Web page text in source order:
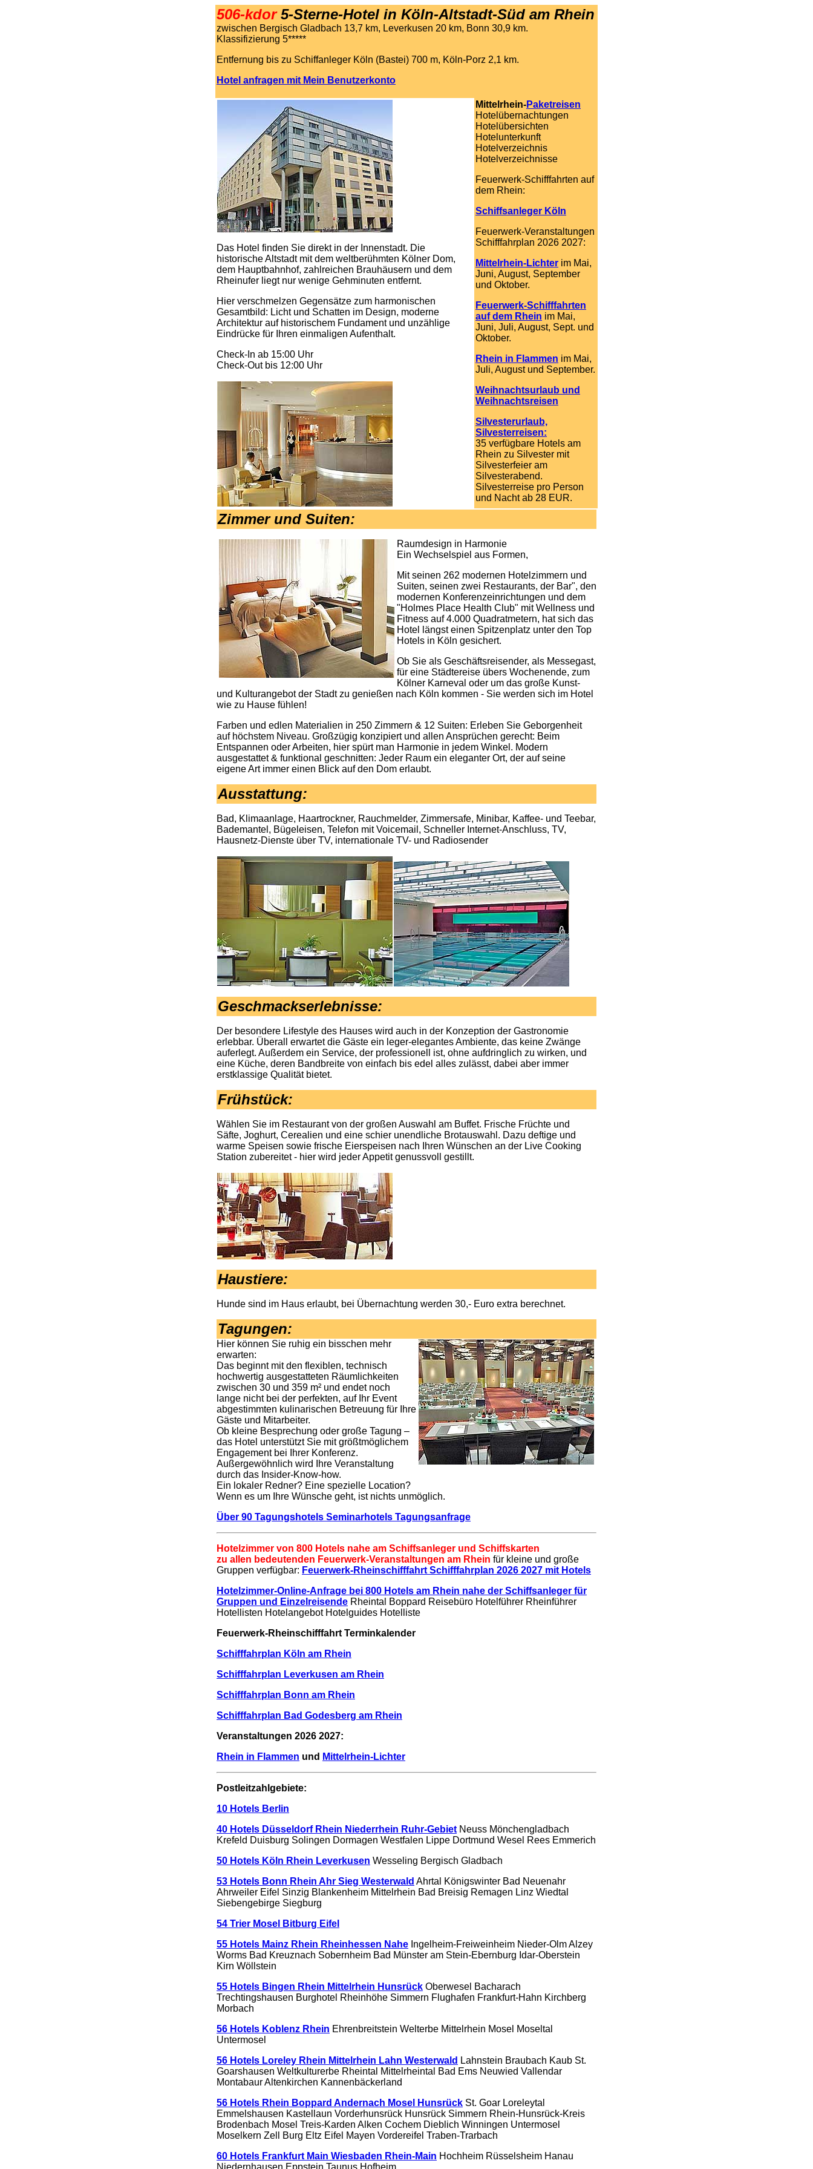
506-kdor5-Sterne-Hotel in Köln-Altstadt-Süd am Rhein
zwischen Bergisch Gladbach 13,7 km, Leverkusen 20 km, Bonn 30,9 km.
Klassifizierung 5*****
Entfernung bis zu Schiffanleger Köln (Bastei) 700 m, Köln-Porz 2,1 km.
Hotel anfragen mit Mein Benutzerkonto
Das Hotel finden Sie direkt in der Innenstadt. Die
historische Altstadt mit dem weltberühmten Kölner Dom,
dem Hauptbahnhof, zahlreichen Brauhäusern und dem
Rheinufer liegt nur wenige Gehminuten entfernt.
Hier verschmelzen Gegensätze zum harmonischen
Gesamtbild: Licht und Schatten im Design, moderne
Architektur auf historischem Fundament und unzählige
Eindrücke für Ihren einmaligen Aufenthalt.
Check-In ab 15:00 Uhr
Check-Out bis 12:00 Uhr
Mittelrhein-Paketreisen
Hotelübernachtungen
Hotelübersichten
Hotelunterkunft
Hotelverzeichnis
Hotelverzeichnisse
Feuerwerk-Schifffahrten auf
dem Rhein:
Schiffsanleger Köln
Feuerwerk-Veranstaltungen
Schifffahrplan 2026 2027:
Mittelrhein-Lichter im Mai,
Juni, August, September
und Oktober.
Feuerwerk-Schifffahrten
auf dem Rhein im Mai,
Juni, Juli, August, Sept. und
Oktober.
Rhein in Flammen im Mai,
Juli, August und September.
Weihnachtsurlaub und
Weihnachtsreisen
Silvesterurlaub,
Silvesterreisen:
35 verfügbare Hotels am
Rhein zu Silvester mit
Silvesterfeier am
Silvesterabend.
Silvesterreise pro Person
und Nacht ab 28 EUR.
Zimmer und Suiten:
Raumdesign in Harmonie
Ein Wechselspiel aus Formen,
Mit seinen 262 modernen Hotelzimmern und
Suiten, seinen zwei Restaurants, der Bar", den
modernen Konferenzeinrichtungen und dem
"Holmes Place Health Club" mit Wellness und
Fitness auf 4.000 Quadratmetern, hat sich das
Hotel längst einen Spitzenplatz unter den Top
Hotels in Köln gesichert.
Ob Sie als Geschäftsreisender, als Messegast,
für eine Städtereise übers Wochenende, zum
Kölner Karneval oder um das große Kunst-
und Kulturangebot der Stadt zu genießen nach Köln kommen - Sie werden sich im Hotel
wie zu Hause fühlen!
Farben und edlen Materialien in 250 Zimmern & 12 Suiten: Erleben Sie Geborgenheit
auf höchstem Niveau. Großzügig konzipiert und allen Ansprüchen gerecht: Beim
Entspannen oder Arbeiten, hier spürt man Harmonie in jedem Winkel. Modern
ausgestattet & funktional geschnitten: Jeder Raum ein eleganter Ort, der auf seine
eigene Art immer einen Blick auf den Dom erlaubt.
Ausstattung:
Bad, Klimaanlage, Haartrockner, Rauchmelder, Zimmersafe, Minibar, Kaffee- und Teebar,
Bademantel, Bügeleisen, Telefon mit Voicemail, Schneller Internet-Anschluss, TV,
Hausnetz-Dienste über TV, internationale TV- und Radiosender
Geschmackserlebnisse:
Der besondere Lifestyle des Hauses wird auch in der Konzeption der Gastronomie
erlebbar. Überall erwartet die Gäste ein leger-elegantes Ambiente, das keine Zwänge
auferlegt. Außerdem ein Service, der professionell ist, ohne aufdringlich zu wirken, und
eine Küche, deren Bandbreite von einfach bis edel alles zulässt, dabei aber immer
erstklassige Qualität bietet.
Frühstück:
Wählen Sie im Restaurant von der großen Auswahl am Buffet. Frische Früchte und
Säfte, Joghurt, Cerealien und eine schier unendliche Brotauswahl. Dazu deftige und
warme Speisen sowie frische Eierspeisen nach Ihren Wünschen an der Live Cooking
Station zubereitet - hier wird jeder Appetit genussvoll gestillt.
Haustiere:
Hunde sind im Haus erlaubt, bei Übernachtung werden 30,- Euro extra berechnet.
Tagungen:
Hier können Sie ruhig ein bisschen mehr
erwarten:
Das beginnt mit den flexiblen, technisch
hochwertig ausgestatteten Räumlichkeiten
zwischen 30 und 359 m² und endet noch
lange nicht bei der perfekten, auf Ihr Event
abgestimmten kulinarischen Betreuung für Ihre
Gäste und Mitarbeiter.
Ob kleine Besprechung oder große Tagung –
das Hotel unterstützt Sie mit größtmöglichem
Engagement bei Ihrer Konferenz.
Außergewöhnlich wird Ihre Veranstaltung
durch das Insider-Know-how.
Ein lokaler Redner? Eine spezielle Location?
Wenn es um Ihre Wünsche geht, ist nichts unmöglich.
Über 90 Tagungshotels Seminarhotels Tagungsanfrage
Hotelzimmer von 800 Hotels nahe am Schiffsanleger und Schiffskarten
zu allen bedeutenden Feuerwerk-Veranstaltungen am Rhein für kleine und große
Gruppen verfügbar: Feuerwerk-Rheinschifffahrt Schifffahrplan 2026 2027 mit Hotels
Hotelzimmer-Online-Anfrage bei 800 Hotels am Rhein nahe der Schiffsanleger für
Gruppen und Einzelreisende Rheintal Boppard Reisebüro Hotelführer Rheinführer
Hotellisten Hotelangebot Hotelguides Hotelliste
Feuerwerk-Rheinschifffahrt Terminkalender
Schifffahrplan Köln am Rhein
Schifffahrplan Leverkusen am Rhein
Schifffahrplan Bonn am Rhein
Schifffahrplan Bad Godesberg am Rhein
Veranstaltungen 2026 2027:
Rhein in Flammen und Mittelrhein-Lichter
Postleitzahlgebiete:
10 Hotels Berlin
40 Hotels Düsseldorf Rhein Niederrhein Ruhr-Gebiet Neuss Mönchengladbach
Krefeld Duisburg Solingen Dormagen Westfalen Lippe Dortmund Wesel Rees Emmerich
50 Hotels Köln Rhein Leverkusen Wesseling Bergisch Gladbach
53 Hotels Bonn Rhein Ahr Sieg Westerwald Ahrtal Königswinter Bad Neuenahr
Ahrweiler Eifel Sinzig Blankenheim Mittelrhein Bad Breisig Remagen Linz Wiedtal
Siebengebirge Siegburg
54 Trier Mosel Bitburg Eifel
55 Hotels Mainz Rhein Rheinhessen Nahe Ingelheim-Freiweinheim Nieder-Olm Alzey
Worms Bad Kreuznach Sobernheim Bad Münster am Stein-Ebernburg Idar-Oberstein
Kirn Wöllstein
55 Hotels Bingen Rhein Mittelrhein Hunsrück Oberwesel Bacharach
Trechtingshausen Burghotel Rheinhöhe Simmern Flughafen Frankfurt-Hahn Kirchberg
Morbach
56 Hotels Koblenz Rhein Ehrenbreitstein Welterbe Mittelrhein Mosel Moseltal
Untermosel
56 Hotels Loreley Rhein Mittelrhein Lahn Westerwald Lahnstein Braubach Kaub St.
Goarshausen Weltkulturerbe Rheintal Mittelrheintal Bad Ems Neuwied Vallendar
Montabaur Altenkirchen Kannenbäckerland
56 Hotels Rhein Boppard Andernach Mosel Hunsrück St. Goar Loreleytal
Emmelshausen Kastellaun Vorderhunsrück Hunsrück Simmern Rhein-Hunsrück-Kreis
Brodenbach Mosel Treis-Karden Alken Cochem Dieblich Winningen Untermosel
Moselkern Zell Burg Eltz Eifel Mayen Vordereifel Traben-Trarbach
60 Hotels Frankfurt Main Wiesbaden Rhein-Main Hochheim Rüsselsheim Hanau
Niedernhausen Eppstein Taunus Hofheim